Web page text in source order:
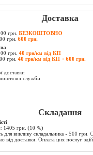
Доставка
грн.БЕЗКОШТОВНО
грн.600 грн.
грн.40 грн/км від КП
грн.40 грн/км від КП + 600 грн.
доставки
служби
Складання
1405 грн. (10 %)
для виклику складальника - 500 грн.
від доставки. Оплата цих послуг